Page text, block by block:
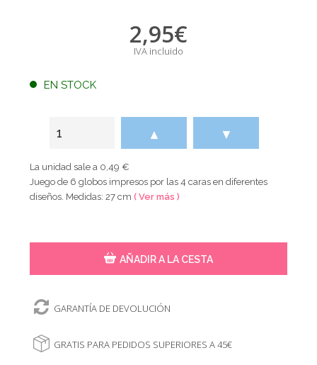
2,95€
IVA incluido
EN STOCK
▲ ▼
La unidad sale a 0,49 €
Juego de 6 globos impresos por las 4 caras en diferentes
diseños. Medidas: 27 cm( Ver más )
AÑADIR A LA CESTA
GARANTÍA DE DEVOLUCIÓN
GRATIS PARA PEDIDOS SUPERIORES A 45€